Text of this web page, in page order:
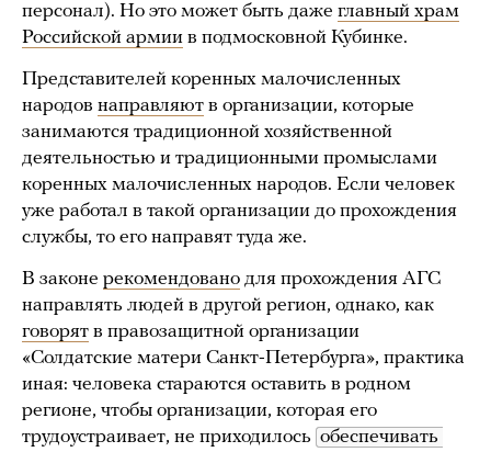
персонал). Но это может быть даже главный храм
Российской армии в подмосковной Кубинке.
Представителей коренных малочисленных
народов направляют в организации, которые
занимаются традиционной хозяйственной
деятельностью и традиционными промыслами
коренных малочисленных народов. Если человек
уже работал в такой организации до прохождения
службы, то его направят туда же.
В законе рекомендовано для прохождения АГС
направлять людей в другой регион, однако, как
говорят в правозащитной организации
«Солдатские матери Санкт-Петербурга», практика
иная: человека стараются оставить в родном
регионе, чтобы организации, которая его
трудоустраивает, не приходилось обеспечивать